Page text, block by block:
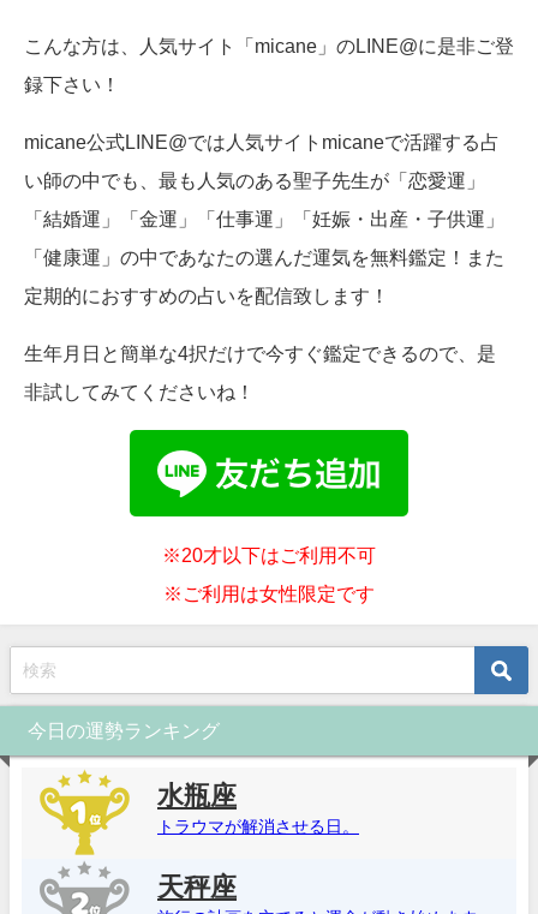
こんな方は、人気サイト「micane」のLINE@に是非ご登
録下さい！
micane公式LINE@では人気サイトmicaneで活躍する占
い師の中でも、最も人気のある聖子先生が「恋愛運」
「結婚運」「金運」「仕事運」「妊娠・出産・子供運」
「健康運」の中であなたの選んだ運気を無料鑑定！また
定期的におすすめの占いを配信致します！
生年月日と簡単な4択だけで今すぐ鑑定できるので、是
非試してみてくださいね！
※20才以下はご利用不可
※ご利用は女性限定です
今日の運勢ランキング
水瓶座
トラウマが解消させる日。
天秤座